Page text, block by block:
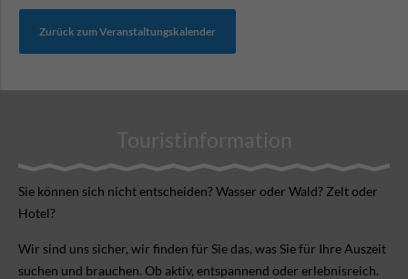
Zurück zum Veranstaltungskalender
Touristinformation
Sie können sich nicht ent­scheiden? Wasser oder Wald? Zelt oder
Hotel?
Wir sind uns sicher, wir finden für Sie das, was Sie für Ihre Aus­zeit
suchen und brauchen. Ob aktiv, ent­spannend oder erlebnis­reich.